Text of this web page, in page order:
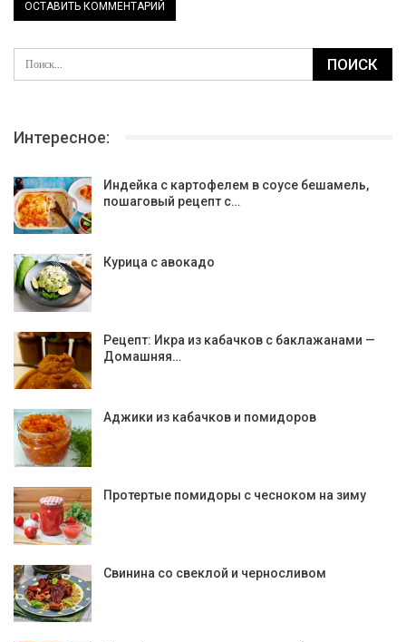
Интересное:
Индейка с картофелем в соусе бешамель,
пошаговый рецепт с…
Курица с авокадо
Рецепт: Икра из кабачков с баклажанами —
Домашняя…
Аджики из кабачков и помидоров
Протертые помидоры с чесноком на зиму
Свинина со свеклой и черносливом